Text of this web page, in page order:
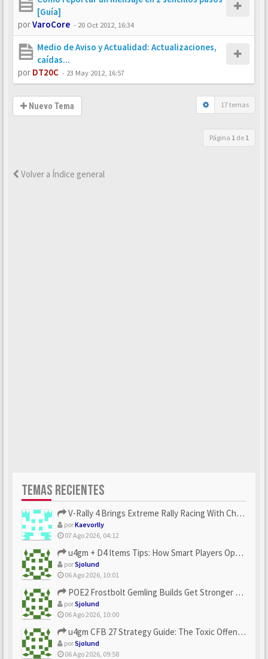
[Guía]
porVaroCore - 20 Oct 2012, 16:34
Medio de Aviso y Actualidad: Actualizaciones,
caídas...
por DT20C - 23 May 2012, 16:57
Nuevo Tema 17 temas
Página 1 de 1
Volver a Índice general
TEMAS RECIENTES
V-Rally 4 Brings Extreme Rally Racing With Challenging Track...
porKaevorlly
07 Ago 2026, 04:12
u4gm + D4 Items Tips: How Smart Players Optimize Gear, Build...
porSjolund
06 Ago 2026, 10:01
POE2 Frostbolt Gemling Builds Get Stronger With u4gm’s Ice C...
porSjolund
06 Ago 2026, 10:00
u4gm CFB 27 Strategy Guide: The Toxic Offensive Scheme Your ...
porSjolund
06 Ago 2026, 09:58